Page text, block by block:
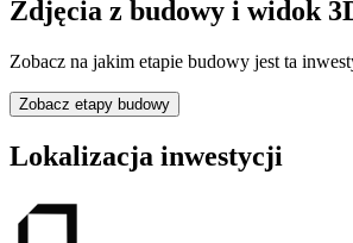
Zdjęcia z budowy i widok
Zobacz na jakim etapie budowy jest ta
Zobacz etapy budowy
Lokalizacja inwestycji